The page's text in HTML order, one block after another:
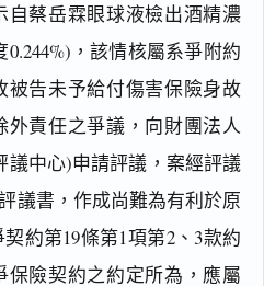
蔡岳霖眼球液檢出酒精濃
0.244%)，該情核屬系爭附約
告未予給付傷害保險身故
責任之爭議，向財團法人
中心)申請評議，案經評議
議書，作成尚難為有利於原
約第19條第1項第2、3款約
險契約之約定所為，應屬